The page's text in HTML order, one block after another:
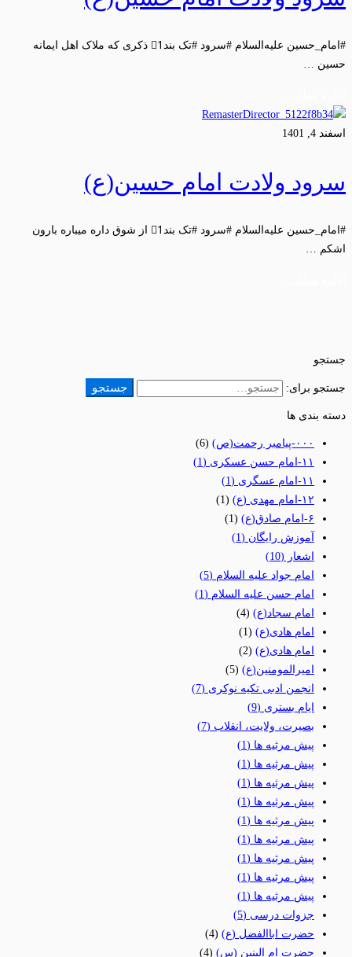
#امام_حسین علیه‌السلام #سرود #تک بند1⃣ ذکری که ملاک اهل ایمانه
حسین …
اسفند 4, 1401
سرود ولادت امام حسین(ع)
#امام_حسین علیه‌السلام #سرود #تک بند1⃣ از شوق داره میباره بارون
اشکم …
جستجو
جستجو برای: جستجو
دسته بندی ها
٠٠٠-پیامبر رحمت(ص)
(6)
١١-امام حسن عسکری
(1)
١١-امام عسگری
(1)
١٢-امام مهدی (ع)
(1)
۶-امام صادق(ع)
(1)
آموزش رایگان (1)
اشعار (10)
امام جواد علیه السلام (5)
امام حسن علیه السلام (1)
امام سجاد(ع) (4)
امام هادی(ع) (1)
امام هادی(ع) (2)
امیرالمومنین(ع) (5)
انجمن ادبی تکیه نوکری (7)
ایام بستری (9)
بصیرت، ولایت، انقلاب (7)
پیش مرثیه ها (1)
پیش مرثیه ها (1)
پیش مرثیه ها (1)
پیش مرثیه ها (1)
پیش مرثیه ها (1)
پیش مرثیه ها (1)
پیش مرثیه ها (1)
پیش مرثیه ها (1)
پیش مرثیه ها (1)
جزوات درسی (5)
حضرت اباالفضل (ع) (4)
حضرت ام البنین (س) (4)